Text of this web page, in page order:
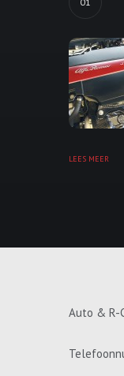
LEES MEER
Auto & R-